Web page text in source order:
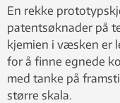
En rekke
patentsøknader på
kjemien i væsken er
for å finne egnede
med tanke på
større skala.